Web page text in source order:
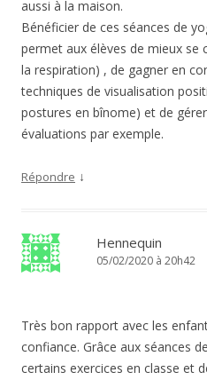
aussi à la maison.
Bénéficier de ces séances de
permet aux élèves de mieux se
la respiration) , de gagner en
techniques de visualisation
postures en bînome) et de
évaluations par exemple.
Répondre ↓
Hennequin
05/02/2020 à 20h42
Très bon rapport avec les
confiance. Grâce aux séances
certains exercices en classe et